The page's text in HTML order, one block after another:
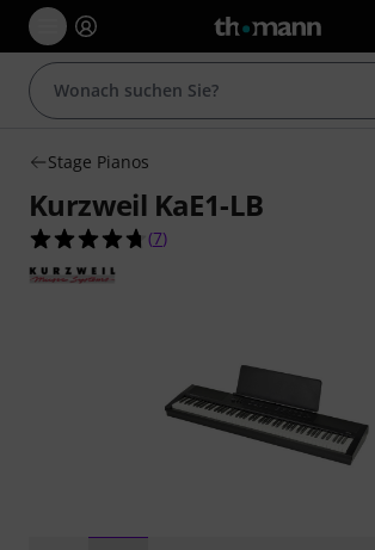
Stage Pianos
Kurzweil KaE1-LB
4.7 von 5 Sternen aus 7
(7)